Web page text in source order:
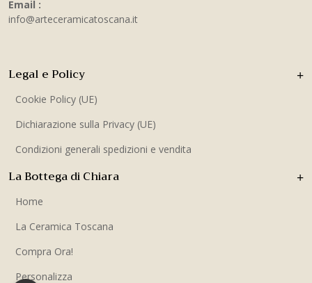
Email :
info@arteceramicatoscana.it
La Bottega di Chiara
Home
La Ceramica Toscana
Compra Ora!
Personalizza
Legal e Policy
Cookie Policy (UE)
Dichiarazione sulla Privacy (UE)
Condizioni generali spedizioni e vendita